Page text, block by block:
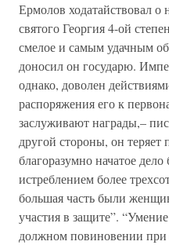
Ермолов ходатайствовал
святого Георгия 4-ой
смелое и самым удачным
доносил он государю.
однако, доволен
распоряжения его к
заслуживают награды,–
другой стороны, он теряет
благоразумно начатое
истреблением более
большая часть были
участия в защите”.
должном повиновении при